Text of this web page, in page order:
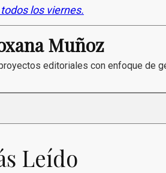
los viernes.
Muñoz
editoriales con enfoque de
Leído